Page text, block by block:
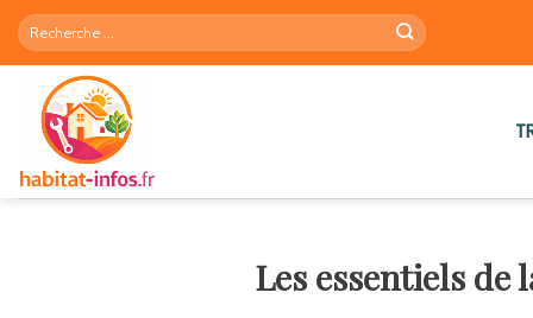
Skip
content
Les essentiels de